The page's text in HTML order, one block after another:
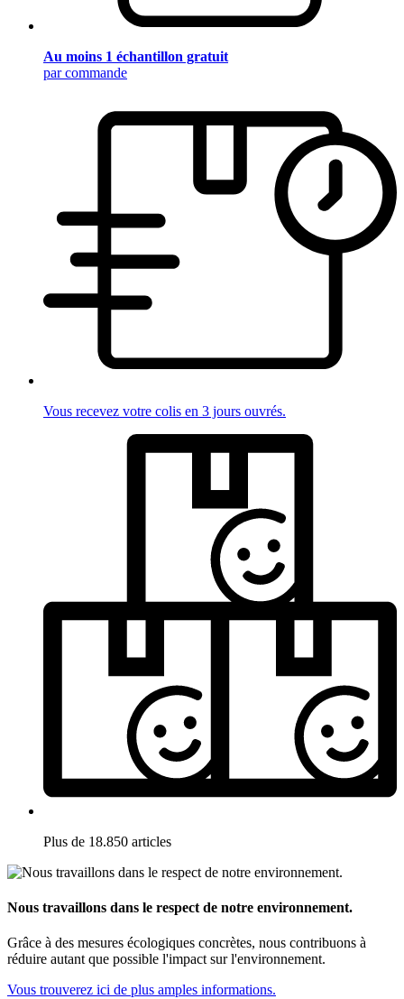
Au moins 1 échantillon gratuit
par commande
Vous recevez votre colis en 3 jours ouvrés.
Plus de 18.850 articles
Nous travaillons dans le respect de notre environnement.
Grâce à des mesures écologiques concrètes, nous contribuons à
réduire autant que possible l'impact sur l'environnement.
Vous trouverez ici de plus amples informations.